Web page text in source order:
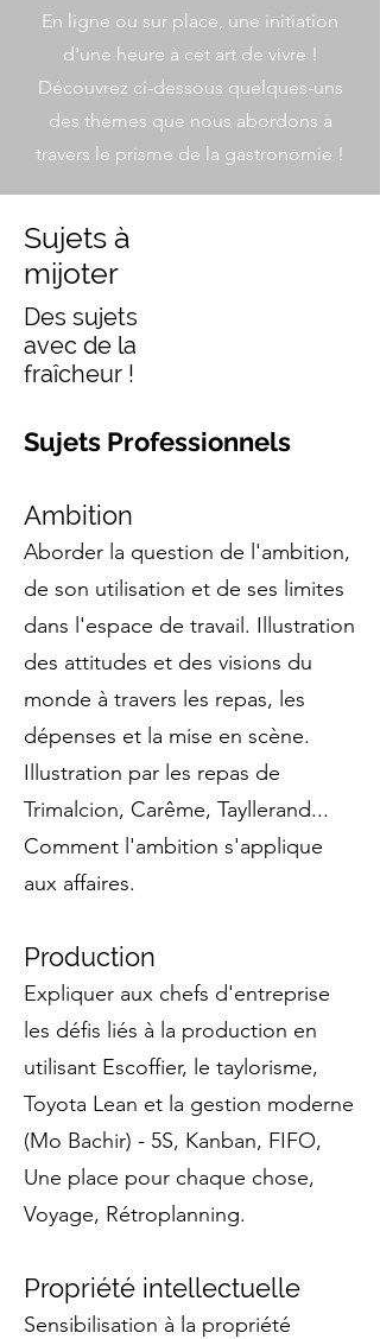
En ligne ou sur place, une initiation
d'une heure à cet art de vivre !
Découvrez ci-dessous quelques-uns
des thèmes que nous abordons à
travers le prisme de la gastronomie !
Sujets à
mijoter
Des sujets
avec de la
fraîcheur !
Sujets Professionnels
Ambition
Aborder la question de l'ambition,
de son utilisation et de ses limites
dans l'espace de travail. Illustration
des attitudes et des visions du
monde à travers les repas, les
dépenses et la mise en scène.
Illustration par les repas de
Trimalcion, Carême, Tayllerand...
Comment l'ambition s'applique
aux affaires.
Production
Expliquer aux chefs d'entreprise
les défis liés à la production en
utilisant Escoffier, le taylorisme,
Toyota Lean et la gestion moderne
(Mo Bachir) - 5S, Kanban, FIFO,
Une place pour chaque chose,
Voyage, Rétroplanning.
Propriété intellectuelle
Sensibilisation à la propriété